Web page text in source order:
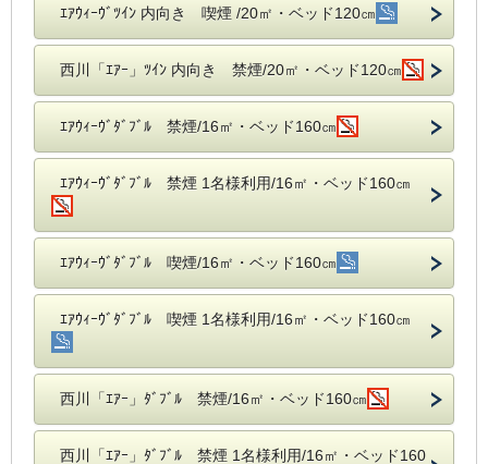
ｴｱｳｨｰｳﾞﾂｲﾝ 内向き 喫煙 /20㎡・ベッド120㎝
西川「ｴｱｰ」ﾂｲﾝ 内向き 禁煙/20㎡・ベッド120㎝
ｴｱｳｨｰｳﾞﾀﾞﾌﾞﾙ 禁煙/16㎡・ベッド160㎝
ｴｱｳｨｰｳﾞﾀﾞﾌﾞﾙ 禁煙 1名様利用/16㎡・ベッド160㎝
ｴｱｳｨｰｳﾞﾀﾞﾌﾞﾙ 喫煙/16㎡・ベッド160㎝
ｴｱｳｨｰｳﾞﾀﾞﾌﾞﾙ 喫煙 1名様利用/16㎡・ベッド160㎝
西川「ｴｱｰ」ﾀﾞﾌﾞﾙ 禁煙/16㎡・ベッド160㎝
西川「ｴｱｰ」ﾀﾞﾌﾞﾙ 禁煙 1名様利用/16㎡・ベッド160